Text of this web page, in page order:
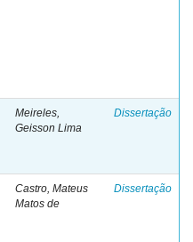
Meireles,
Geisson Lima
Dissertação
Castro, Mateus
Matos de
Dissertação